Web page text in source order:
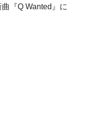
『Q Wanted』に